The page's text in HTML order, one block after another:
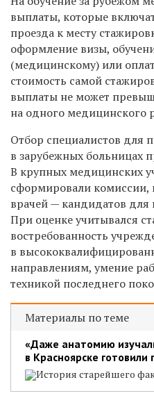
выплаты, которые
проезда к месту
оформление визы,
(медицинскому) или
стоимость самой
выплаты не может
на одного медицинского
Отбор специалистов для
в зарубежных больницах
В крупных медицинских
сформировали комиссии,
врачей — кандидатов
При оценке учитывался
востребованность
в
направлениям, умение
техникой последнего
Материалы по теме
«Даже анатомию
в Красноярске готовили
История старейшего